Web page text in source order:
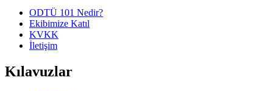
ODTÜ 101 Nedir?
Ekibimize Katıl
KVKK
İletişim
Kılavuzlar